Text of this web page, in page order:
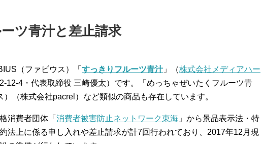
ツ青汁と差止請求
（ファビウス）「 すっきりフルーツ青汁」（株式会社メディアハー
12-4・代表取締役 三崎優太）です。「めっちゃぜいたくフルーツ青
（株式会社pacrel）など類似の商品も存在しています。
消費者団体「 消費者被害防止ネットワーク東海 」から景品表示法・特
法上に係る申し入れや差止請求が計7回行われており、2017年12月現